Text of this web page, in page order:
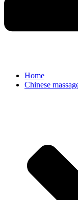
Home
Chinese